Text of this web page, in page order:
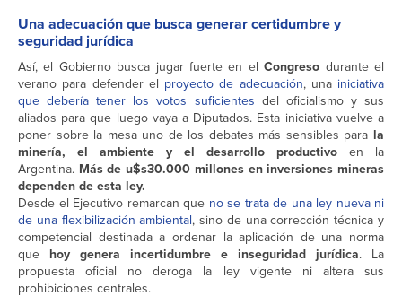
Una adecuación que busca generar certidumbre y
seguridad jurídica
Así, el Gobierno busca jugar fuerte en elCongreso durante el
verano para defender el proyecto de adecuación, una iniciativa
que debería tener los votos suficientes del oficialismo y sus
aliados para que luego vaya a Diputados. Esta iniciativa vuelve a
poner sobre la mesa uno de los debates más sensibles para la
minería, el ambiente y el desarrollo productivo en la
Argentina. Más de u$s30.000 millones en inversiones mineras
dependen de esta ley.
Desde el Ejecutivo remarcan que no se trata de una ley nueva ni
de una flexibilización ambiental, sino de una corrección técnica y
competencial destinada a ordenar la aplicación de una norma
que hoy genera incertidumbre e inseguridad jurídica. La
propuesta oficial no deroga la ley vigente ni altera sus
prohibiciones centrales.